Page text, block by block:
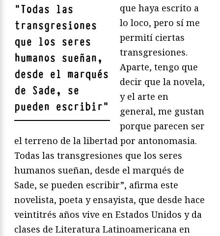
"Todas las
transgresiones
que los seres
humanos sueñan,
desde el marqués
de Sade, se
pueden escribir"
que haya escrito a
lo loco, pero sí me
permití ciertas
transgresiones.
Aparte, tengo que
decir que la novela,
y el arte en
general, me gustan
porque parecen ser
el terreno de la libertad por antonomasia.
Todas las transgresiones que los seres
humanos sueñan, desde el marqués de
Sade, se pueden escribir”, afirma este
novelista, poeta y ensayista, que desde hace
veintitrés años vive en Estados Unidos y da
clases de Literatura Latinoamericana en